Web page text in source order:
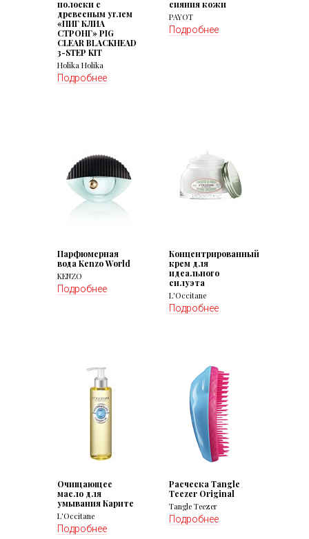
полоски с
древесным углем
«ПИГ КЛИА
СТРОНГ» PIG
CLEAR BLACKHEAD
3-STEP KIT
Holika Holika
Подробнее
сияния кожи
PAYOT
Подробнее
Парфюмерная
вода Kenzo World
KENZO
Подробнее
Концентрированный
крем для
идеального
силуэта
L'Occitane
Подробнее
Очищающее
масло для
умывания Карите
L'Occitane
Подробнее
Расческа Tangle
Teezer Original
Tangle Teezer
Подробнее